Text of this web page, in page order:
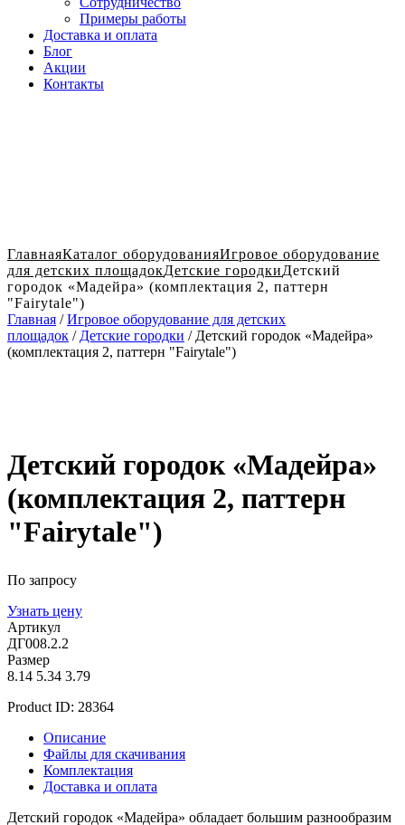
Примеры работы
Доставка и оплата
Блог
Акции
Контакты
ГлавнаяКаталог оборудованияИгровое оборудование
для детских площадокДетские городкиДетский
городок «Мадейра» (комплектация 2, паттерн
"Fairytale")
Главная /Игровое оборудование для детских
площадок / Детские городки / Детский городок «Мадейра»
(комплектация 2, паттерн "Fairytale")
Детский городок «Мадейра»
(комплектация 2, паттерн
"Fairytale")
По запросу
Узнать цену
Артикул
ДГ008.2.2
Размер
8.14 5.34 3.79
Product ID: 28364
Описание
Файлы для скачивания
Комплектация
Доставка и оплата
Детский городок «Мадейра» обладает большим разнообразим